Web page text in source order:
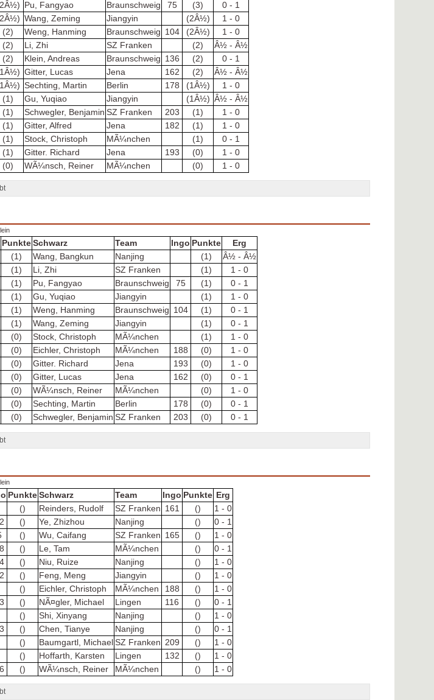
Pu, Fangyao Braunschweig 75 (3)
0 - 1
Wang, Zeming Jiangyin (2Â½)
1 - 0
(2) Weng, Hanming Braunschweig 104 (2Â½)
1 - 0
(2) Li, Zhi SZ Franken (2)
Â½ - Â½
(2) Klein, Andreas Braunschweig 136 (2)
0 - 1
Gitter, Lucas Jena 162 (2)
Â½ - Â½
Sechting, Martin Berlin 178 (1Â½)
1 - 0
(1) Gu, Yuqiao Jiangyin (1Â½) Â½ - Â½
(1) Schwegler, Benjamin SZ Franken 203 (1)
1 - 0
(1) Gitter, Alfred Jena 182 (1)
1 - 0
(1) Stock, Christoph MÃ¼nchen (1)
0 - 1
(1) Gitter. Richard Jena 193 (0)
1 - 0
(0) WÃ¼nsch, Reiner MÃ¼nchen (0) 1 - 0
Punkte Schwarz Team Ingo Punkte
Erg
(1) Wang, Bangkun Nanjing (1)
Â½ - Â½
(1) Li, Zhi SZ Franken (1)
1 - 0
(1) Pu, Fangyao Braunschweig 75 (1)
0 - 1
(1) Gu, Yuqiao Jiangyin (1)
1 - 0
(1) Weng, Hanming Braunschweig 104 (1)
0 - 1
(1) Wang, Zeming Jiangyin (1)
0 - 1
(0) Stock, Christoph MÃ¼nchen (1)
1 - 0
(0) Eichler, Christoph MÃ¼nchen 188 (0)
1 - 0
(0) Gitter. Richard Jena 193 (0)
1 - 0
(0) Gitter, Lucas Jena 162 (0)
0 - 1
(0) WÃ¼nsch, Reiner MÃ¼nchen (0)
1 - 0
(0) Sechting, Martin Berlin 178 (0)
0 - 1
(0) Schwegler, Benjamin SZ Franken 203 (0) 0 - 1
Punkte Schwarz Team Ingo Punkte Erg
() Reinders, Rudolf SZ Franken 161 ()
1 - 0
() Ye, Zhizhou Nanjing ()
0 - 1
() Wu, Caifang SZ Franken 165 ()
1 - 0
() Le, Tam MÃ¼nchen ()
0 - 1
() Niu, Ruize Nanjing ()
1 - 0
() Feng, Meng Jiangyin ()
1 - 0
() Eichler, Christoph MÃ¼nchen 188 ()
1 - 0
() NÃ¤gler, Michael Lingen 116 ()
0 - 1
() Shi, Xinyang Nanjing ()
1 - 0
() Chen, Tianye Nanjing ()
0 - 1
() Baumgartl, Michael SZ Franken 209 ()
1 - 0
() Hoffarth, Karsten Lingen 132 ()
1 - 0
() WÃ¼nsch, Reiner MÃ¼nchen () 1 - 0